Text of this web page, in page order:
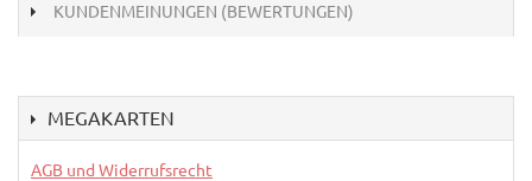
KUNDENMEINUNGEN (BEWERTUNGEN)
MEGAKARTEN
AGB und Widerrufsrecht